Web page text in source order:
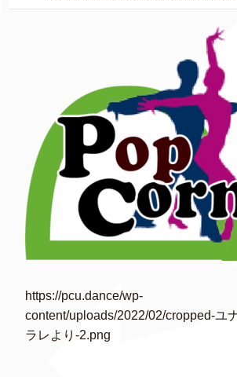
https://pcu.dance/wp-
content/uploads/2022/02/cropped-ユ
ラレより-2.png